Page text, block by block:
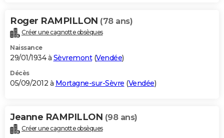
Roger RAMPILLON (78 ans)
Créer une cagnotte obsèques
Naissance
29/01/1934 à Sèvremont(Vendée)
Décès
05/09/2012 à Mortagne-sur-Sèvre (Vendée)
Jeanne RAMPILLON (98 ans)
Créer une cagnotte obsèques